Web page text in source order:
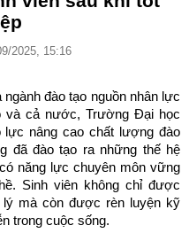
2025, 15:16
đào tạo nguồn nhân lực
và cả nước, Trường Đại học
lực nâng cao chất lượng đào
đã đào tạo ra những thế hệ
năng lực chuyên môn vững
Sinh viên không chỉ được
mà còn được rèn luyện kỹ
trong cuộc sống.